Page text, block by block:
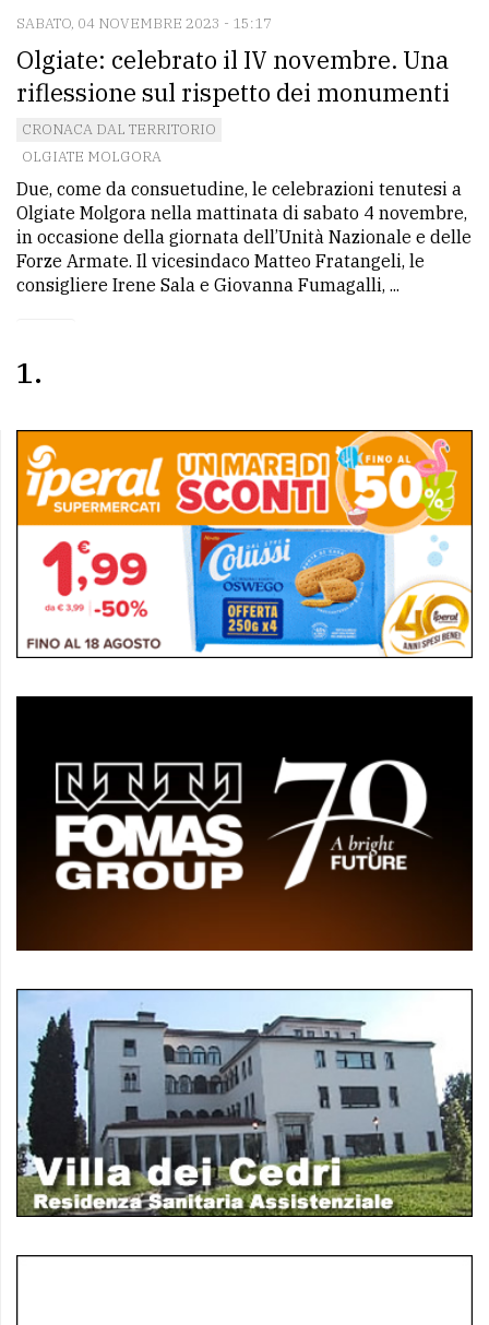
SABATO, 04 NOVEMBRE 2023 - 15:17
Olgiate: celebrato il IV novembre. Una
riflessione sul rispetto dei monumenti
CRONACA DAL TERRITORIO
OLGIATE MOLGORA
Due, come da consuetudine, le celebrazioni tenutesi a
Olgiate Molgora nella mattinata di sabato 4 novembre,
in occasione della giornata dell’Unità Nazionale e delle
Forze Armate. Il vicesindaco Matteo Fratangeli, le
consigliere Irene Sala e Giovanna Fumagalli, ...
1